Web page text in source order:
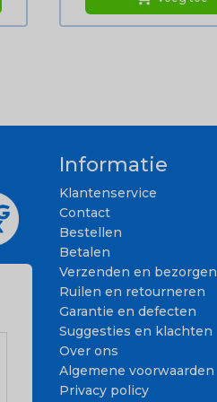
Informatie
Klantenservice
Contact
Bestellen
Betalen
Verzenden en bezorgen
Ruilen en retourneren
Garantie en defecten
Suggesties en klachten
Over ons
Algemene voorwaarden
Privacy policy